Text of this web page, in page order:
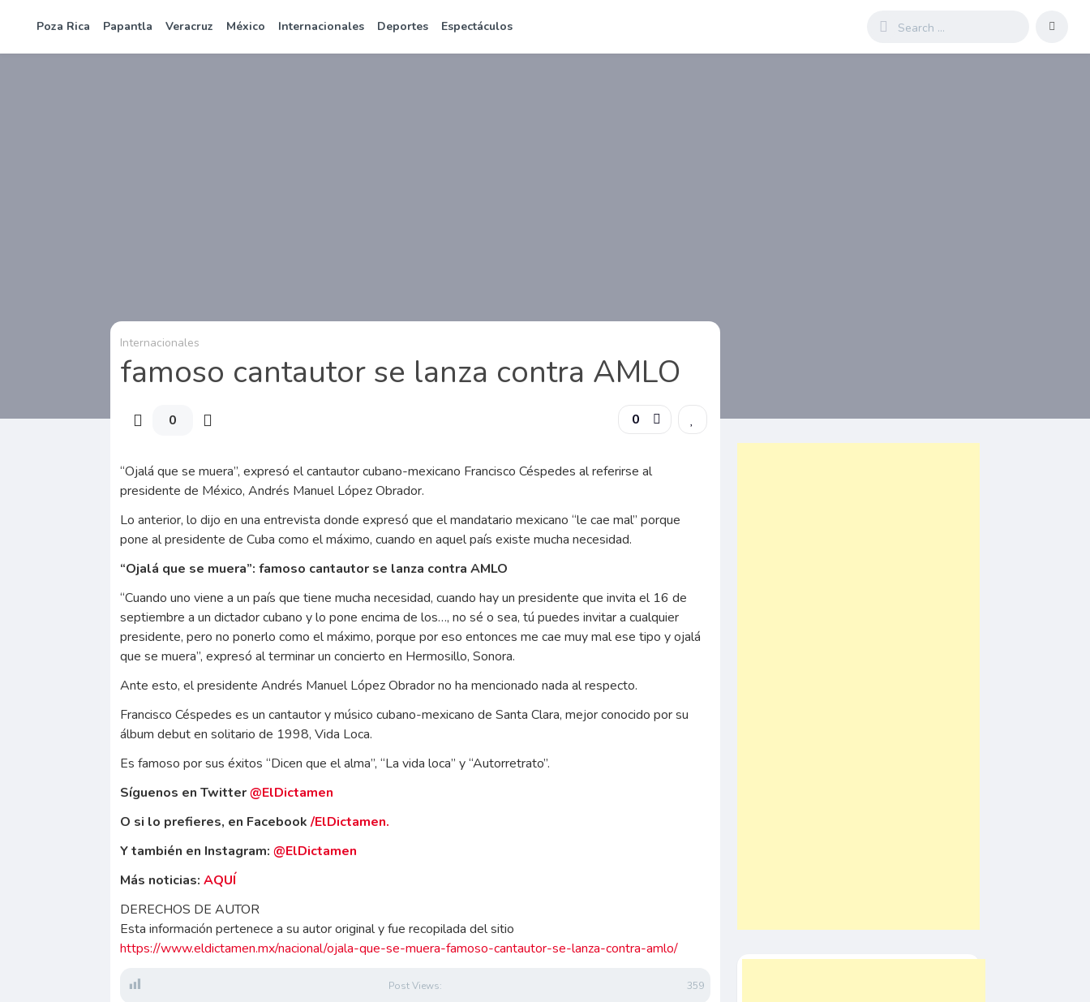
Poza Rica Papantla Veracruz México Internacionales Deportes Espectáculos
Internacionales
famoso cantautor se lanza contra AMLO
0 0
“Ojalá que se muera”, expresó el cantautor cubano-mexicano Francisco Céspedes al referirse al
presidente de México, Andrés Manuel López Obrador.
Lo anterior, lo dijo en una entrevista donde expresó que el mandatario mexicano “le cae mal” porque
pone al presidente de Cuba como el máximo, cuando en aquel país existe mucha necesidad.
“Ojalá que se muera”: famoso cantautor se lanza contra AMLO
“Cuando uno viene a un país que tiene mucha necesidad, cuando hay un presidente que invita el 16 de
septiembre a un dictador cubano y lo pone encima de los…, no sé o sea, tú puedes invitar a cualquier
presidente, pero no ponerlo como el máximo, porque por eso entonces me cae muy mal ese tipo y ojalá
que se muera”, expresó al terminar un concierto en Hermosillo, Sonora.
Ante esto, el presidente Andrés Manuel López Obrador no ha mencionado nada al respecto.
Francisco Céspedes es un cantautor y músico cubano-mexicano de Santa Clara, mejor conocido por su
álbum debut en solitario de 1998, Vida Loca.
Es famoso por sus éxitos “Dicen que el alma”, “La vida loca” y “Autorretrato”.
Síguenos en Twitter@ElDictamen
O si lo prefieres, en Facebook/ElDictamen.
Y también en Instagram:@ElDictamen
Más noticias:AQUÍ
DERECHOS DE AUTOR
Esta información pertenece a su autor original y fue recopilada del sitio
https://www.eldictamen.mx/nacional/ojala-que-se-muera-famoso-cantautor-se-lanza-contra-amlo/
Post Views: 359